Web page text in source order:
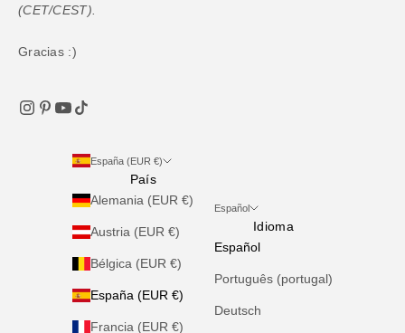
(CET/CEST).
Gracias :)
España (EUR €)
País
Alemania (EUR €)
Austria (EUR €)
Bélgica (EUR €)
España (EUR €)
Francia (EUR €)
Español
Idioma
Español
Português (portugal)
Deutsch